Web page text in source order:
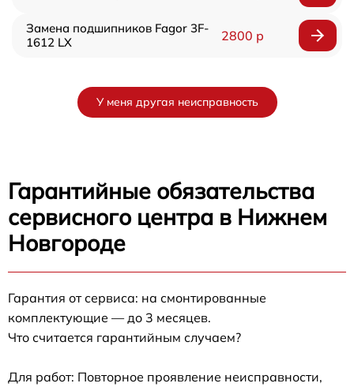
Замена подшипников Fagor 3F-
1612 LX
2800 р
У меня другая неисправность
Гарантийные обязательства
сервисного центра в Нижнем
Новгороде
Гарантия от сервиса: на смонтированные
комплектующие — до 3 месяцев.
Что считается гарантийным случаем?
Для работ: Повторное проявление неисправности,